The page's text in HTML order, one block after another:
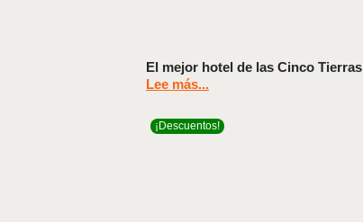
El mejor hotel de las Cinco Tierras
Lee más...
¡Descuentos!